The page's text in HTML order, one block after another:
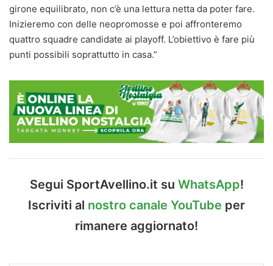
girone equilibrato, non c’è una lettura netta da poter fare.
Inizieremo con delle neopromosse e poi affronteremo
quattro squadre candidate ai playoff. L’obiettivo è fare più
punti possibili soprattutto in casa.”
Segui SportAvellino.it su WhatsApp!
Iscriviti al nostro canale YouTube per
rimanere aggiornato!